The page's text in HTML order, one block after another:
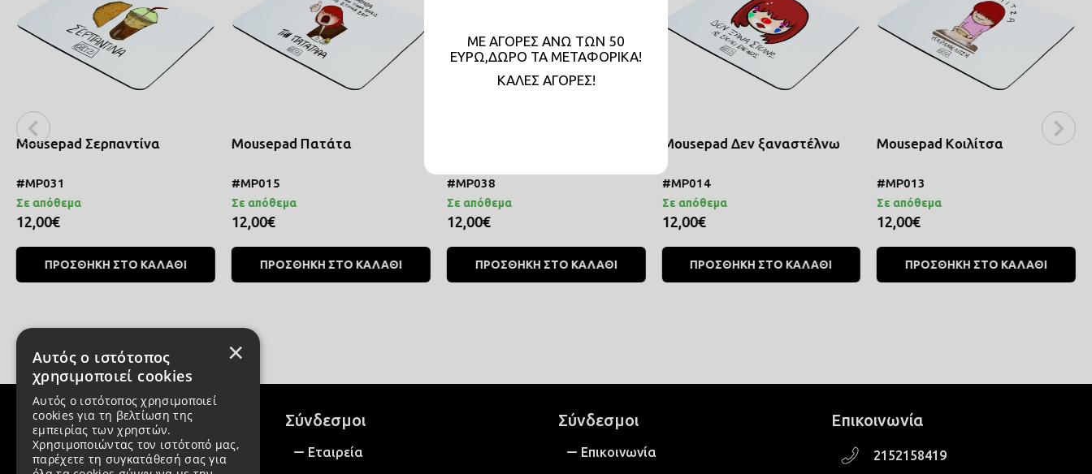
Mousepad Σερπαντίνα
#MP031
Σε απόθεμα
12,00€
ΠΡΟΣΘΗΚΗ ΣΤΟ ΚΑΛΑΘΙ
Mousepad Πατάτα
#MP015
Σε απόθεμα
12,00€
ΠΡΟΣΘΗΚΗ ΣΤΟ ΚΑΛΑΘΙ
#MP038
Σε απόθεμα
12,00€
ΠΡΟΣΘΗΚΗ ΣΤΟ ΚΑΛΑΘΙ
Mousepad Δεν ξαναστέλνω
#MP014
Σε απόθεμα
12,00€
ΠΡΟΣΘΗΚΗ ΣΤΟ ΚΑΛΑΘΙ
Mousepad Κοιλίτσα
#MP013
Σε απόθεμα
12,00€
ΠΡΟΣΘΗΚΗ ΣΤΟ ΚΑΛΑΘΙ
ΜΕ ΑΓΟΡΕΣ ΑΝΩ ΤΩΝ 50
ΕΥΡΩ,ΔΩΡΟ ΤΑ ΜΕΤΑΦΟΡΙΚΑ!
KAΛΕΣ ΑΓΟΡΕΣ!
Σύνδεσμοι
Εταιρεία
Σύνδεσμοι
Επικοινωνία
Επικοινωνία
2152158419
×
Αυτός ο ιστότοπος
χρησιμοποιεί cookies
Αυτός ο ιστότοπος χρησιμοποιεί
cookies για τη βελτίωση της
εμπειρίας των χρηστών.
Χρησιμοποιώντας τον ιστότοπό μας,
παρέχετε τη συγκατάθεσή σας για